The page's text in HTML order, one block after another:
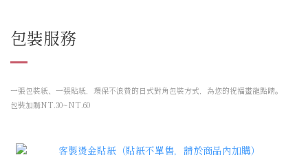
包裝服務
一張包裝紙、一張貼紙，環保不浪費的日式對角包裝方式， 為您的祝福畫龍點睛。
包裝加購NT.30~NT.60